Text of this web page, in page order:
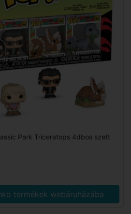
Park Triceratops 4dbos szett
termékek webáruházába